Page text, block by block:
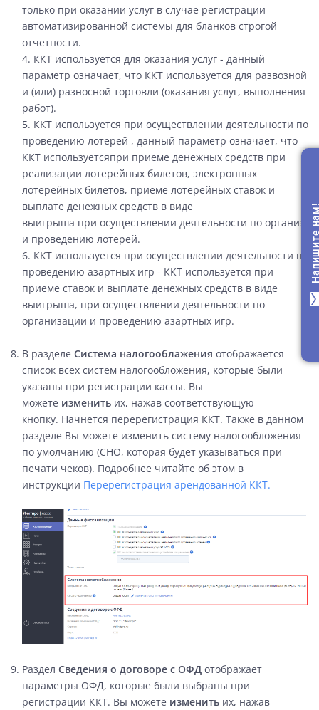
только при оказании услуг в случае регистрации
автоматизированной системы для бланков строгой
отчетности.
4. ККТ используется для оказания услуг - данный
параметр означает, что ККТ используется для развозной
и (или) разносной торговли (оказания услуг, выполнения
работ).
5. ККТ используется при осуществлении деятельности по
проведению лотерей , данный параметр означает, что
ККТ используетсяпри приеме денежных средств при
реализации лотерейных билетов, электронных
лотерейных билетов, приеме лотерейных ставок и
выплате денежных средств в виде
выигрыша при осуществлении деятельности по
и проведению лотерей.
6. ККТ используется при осуществлении деятельности по
проведению азартных игр - ККТ используется при
приеме ставок и выплате денежных средств в виде
выигрыша, при осуществлении деятельности по
организации и проведению азартных игр.
В разделе Система налогооблажения отображается
список всех систем налогообложения, которые были
указаны при регистрации кассы. Вы
можете изменить их, нажав соответствующую
кнопку. Начнется перерегистрация ККТ. Также в данном
разделе Вы можете изменить систему налогообложения
по умолчанию (СНО, которая будет указываться при
печати чеков). Подробнее читайте об этом в
инструкции Перерегистрация арендованной ККТ.
Раздел Сведения о договоре с ОФД отображает
параметры ОФД, которые были выбраны при
регистрации ККТ. Вы можете изменить их, нажав